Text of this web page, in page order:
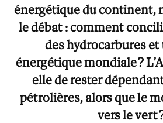
énergétique du continent,
le débat : comment
des hydrocarbures
énergétique mondiale ?
elle de rester
pétrolières, alors que le
vers le vert